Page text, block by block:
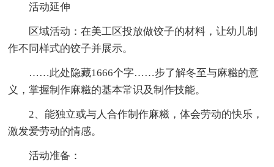
活动延伸
区域活动：在美工区投放做饺子的材料，让幼儿制
作不同样式的饺子并展示。
……此处隐藏1666个字……步了解冬至与麻糍的意
义，掌握制作麻糍的基本常识及制作技能。
2、能独立或与人合作制作麻糍，体会劳动的快乐，
激发爱劳动的情感。
活动准备：